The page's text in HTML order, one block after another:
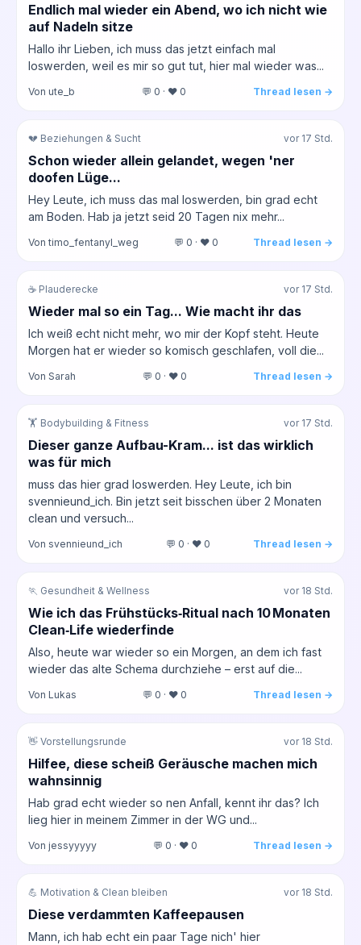
Endlich mal wieder ein Abend, wo ich nicht wie
auf Nadeln sitze
Hallo ihr Lieben, ich muss das jetzt einfach mal
loswerden, weil es mir so gut tut, hier mal wieder was...
Von ute_b 💬 0 · ❤️ 0 Thread lesen →
💔 Beziehungen & Sucht vor 17 Std.
Schon wieder allein gelandet, wegen 'ner
doofen Lüge...
Hey Leute, ich muss das mal loswerden, bin grad echt
am Boden. Hab ja jetzt seid 20 Tagen nix mehr...
Von timo_fentanyl_weg 💬 0 · ❤️ 0 Thread lesen →
☕ Plauderecke vor 17 Std.
Wieder mal so ein Tag... Wie macht ihr das
Ich weiß echt nicht mehr, wo mir der Kopf steht. Heute
Morgen hat er wieder so komisch geschlafen, voll die...
Von Sarah 💬 0 · ❤️ 0 Thread lesen →
🏋️ Bodybuilding & Fitness vor 17 Std.
Dieser ganze Aufbau-Kram... ist das wirklich
was für mich
muss das hier grad loswerden. Hey Leute, ich bin
svennieund_ich. Bin jetzt seit bisschen über 2 Monaten
clean und versuch...
Von svennieund_ich 💬 0 · ❤️ 0 Thread lesen →
🏃 Gesundheit & Wellness vor 18 Std.
Wie ich das Frühstücks‑Ritual nach 10 Monaten
Clean‑Life wiederfinde
Also, heute war wieder so ein Morgen, an dem ich fast
wieder das alte Schema durchziehe – erst auf die...
Von Lukas 💬 0 · ❤️ 0 Thread lesen →
👋 Vorstellungsrunde vor 18 Std.
Hilfee, diese scheiß Geräusche machen mich
wahnsinnig
Hab grad echt wieder so nen Anfall, kennt ihr das? Ich
lieg hier in meinem Zimmer in der WG und...
Von jessyyyyy 💬 0 · ❤️ 0 Thread lesen →
💪 Motivation & Clean bleiben vor 18 Std.
Diese verdammten Kaffeepausen
Mann, ich hab echt ein paar Tage nich' hier